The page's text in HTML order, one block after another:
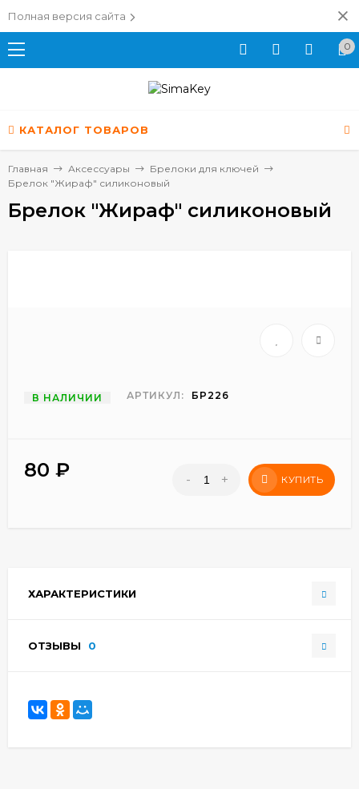
Полная версия сайта
0
КАТАЛОГ ТОВАРОВ
Главная Аксессуары
Брелоки для ключей
Брелок "Жираф" силиконовый
Брелок "Жираф" силиконовый
В НАЛИЧИИ АРТИКУЛ: БР226
80 ₽ - + КУПИТЬ
ХАРАКТЕРИСТИКИ
ОТЗЫВЫ 0